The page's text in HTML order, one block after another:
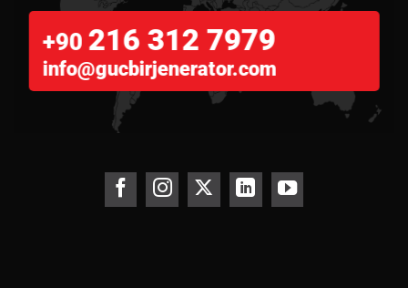
+90 216 312 7979
info@gucbirjenerator.com